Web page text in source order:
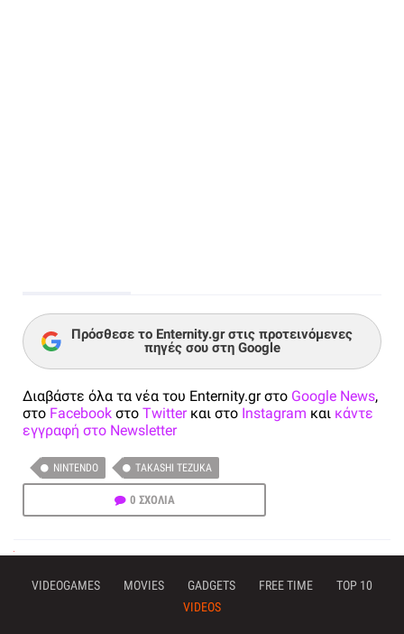
Πρόσθεσε το Enternity.gr στις προτεινόμενες
πηγές σου στη Google
Διαβάστε όλα τα νέα του Enternity.gr στο Google News,
στο Facebook στο Twitterκαι στο Instagram και κάντε
εγγραφή στο Newsletter
NINTENDO TAKASHI TEZUKA
0 ΣΧΟΛΙΑ
VIDEOGAMES MOVIES GADGETS FREE TIME
TOP 10
VIDEOS